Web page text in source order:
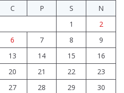
nawet do 300 tys. zł
sierpnia urzędy skarbowe
nieczynne
C P S
N
1
2
6 7 8
9
13 14 15
16
20 21 22
23
27 28 29
30